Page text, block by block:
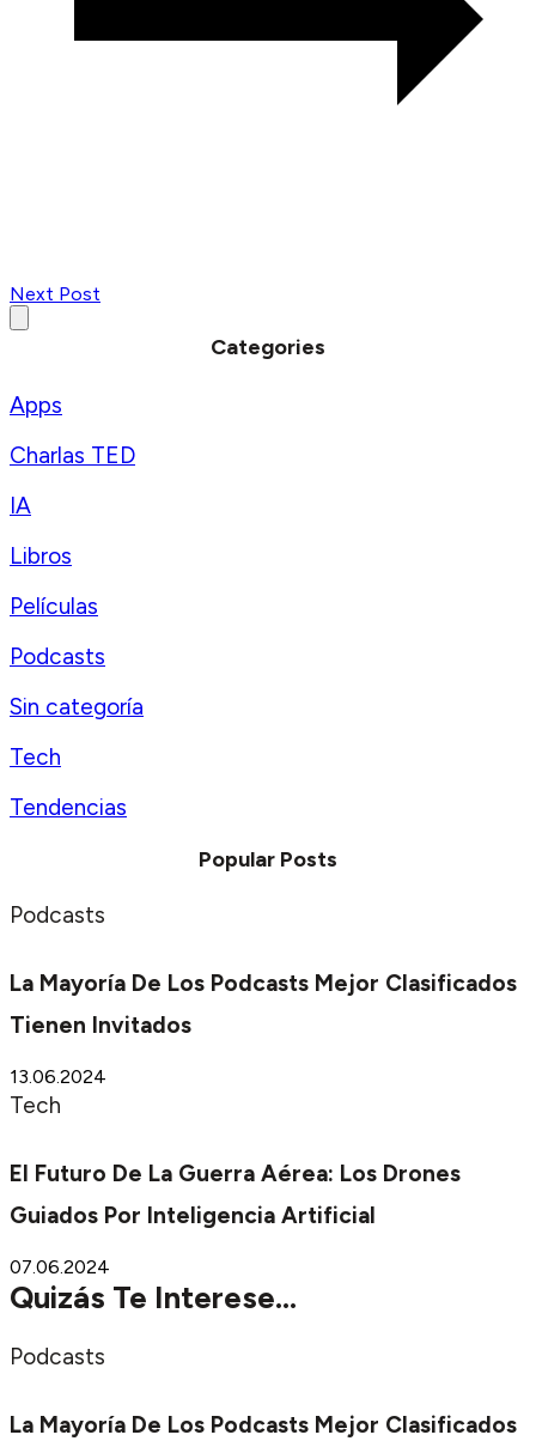
Next Post
Categories
Apps
Charlas TED
IA
Libros
Películas
Podcasts
Sin categoría
Tech
Tendencias
Popular Posts
Podcasts
La Mayoría De Los Podcasts Mejor Clasificados
Tienen Invitados
13.06.2024
Tech
El Futuro De La Guerra Aérea: Los Drones
Guiados Por Inteligencia Artificial
07.06.2024
Quizás Te Interese...
Podcasts
La Mayoría De Los Podcasts Mejor Clasificados